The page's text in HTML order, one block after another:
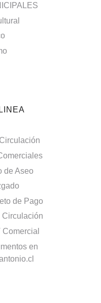
de Aseo
de Pago
Circulación
en